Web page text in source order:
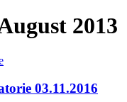
2013
03.11.2016